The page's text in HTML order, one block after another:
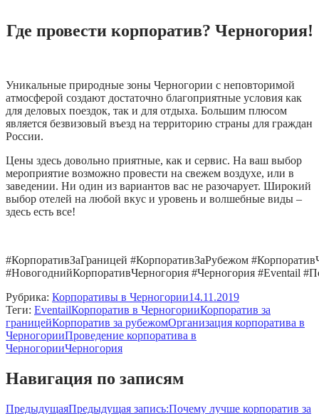
Где провести корпоратив? Черногория!
Уникальные природные зоны Черногории с неповторимой
атмосферой создают достаточно благоприятные условия как
для деловых поездок, так и для отдыха. Большим плюсом
является безвизовый въезд на территорию страны для граждан
России.
Цены здесь довольно приятные, как и сервис. На ваш выбор
мероприятие возможно провести на свежем воздухе, или в
заведении. Ни один из вариантов вас не разочарует. Широкий
выбор отелей на любой вкус и уровень и волшебные виды –
здесь есть все!
#КорпоративЗаГраницей #КорпоративЗаРубежом
#НовогоднийКорпоративЧерногория #Черногория #Eventail
Рубрика: Корпоративы в Черногории14.11.2019
Теги: EventailКорпоратив в ЧерногорииКорпоратив за
границейКорпоратив за рубежомОрганизация корпоратива в
ЧерногорииПроведение корпоратива в
ЧерногорииЧерногория
Навигация по записям
ПредыдущаяПредыдущая запись:Почему лучше корпоратив за